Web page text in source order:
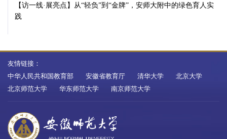
【访一线·展亮点】从“轻负”到“金牌”，安师大附中的绿色育人实
践
友情链接：
中华人民共和国教育部
安徽省教育厅 清华大学
北京大学
北京师范大学
华东师范大学 南京师范大学